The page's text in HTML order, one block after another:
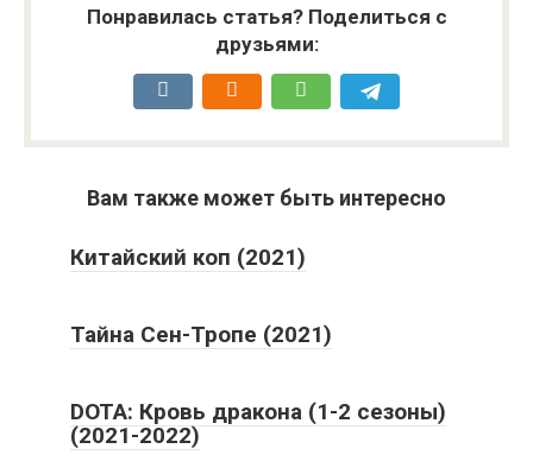
Понравилась статья? Поделиться с
друзьями:
Вам также может быть интересно
Китайский коп (2021)
Тайна Сен-Тропе (2021)
DOTA: Кровь дракона (1-2 сезоны)
(2021-2022)